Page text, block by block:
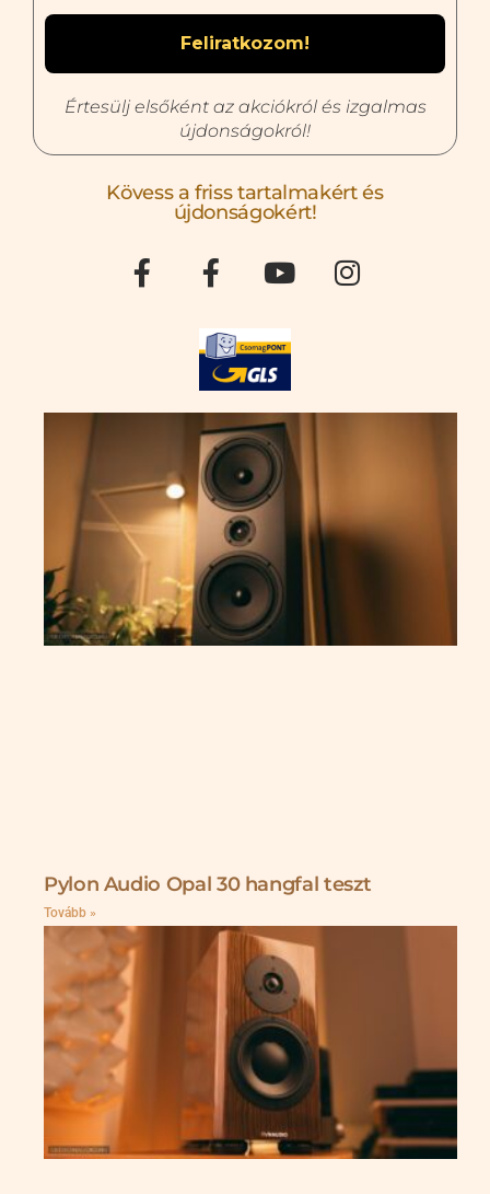
Értesülj elsőként az akciókról és izgalmas
újdonságokról!
Kövess a friss tartalmakért és
újdonságokért!
Pylon Audio Opal 30 hangfal teszt
Tovább »